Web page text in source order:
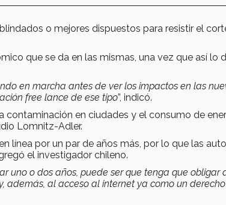
o mejores dispuestos para resistir el
que se da en las mismas, una vez que así lo
en marcha antes de ver los impactos en las
free lance de ese tipo”, indicó.
contaminación en ciudades y el consumo de
Lomnitz-Adler.
línea por un par de años más, por lo que las
el investigador chileno.
uno o dos años, puede ser que tenga que obligar
además, al acceso al internet ya como un